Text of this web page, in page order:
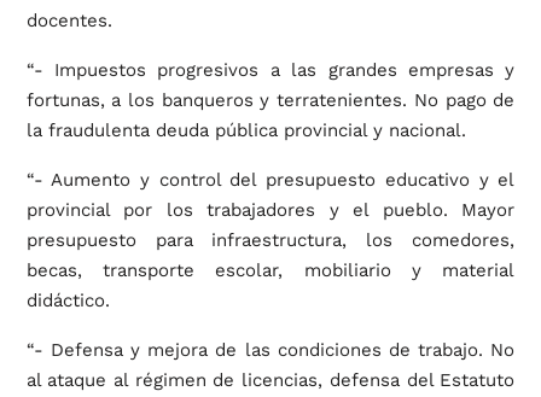
docentes.
“- Impuestos progresivos a las grandes empresas y
fortunas, a los banqueros y terratenientes. No pago de
la fraudulenta deuda pública provincial y nacional.
“- Aumento y control del presupuesto educativo y el
provincial por los trabajadores y el pueblo. Mayor
presupuesto para infraestructura, los comedores,
becas, transporte escolar, mobiliario y material
didáctico.
“- Defensa y mejora de las condiciones de trabajo. No
al ataque al régimen de licencias, defensa del Estatuto